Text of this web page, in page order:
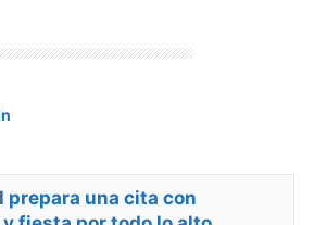
prepara una cita con